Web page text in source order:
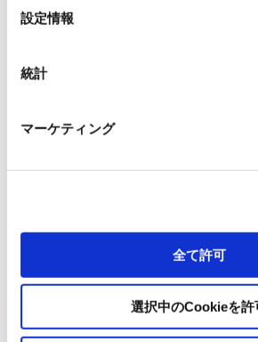
設定情報
統計
マーケティング
全て許可
選択中のCookieを許
久留米地
〒839-
SMC株式
担当
株式会社
FA・施設シ